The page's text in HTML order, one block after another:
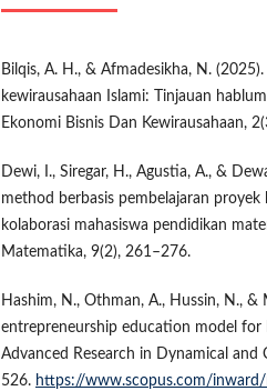
Bilqis, A. H., & Afmadesikha, N.
kewirausahaan Islami: Tinjauan
Ekonomi Bisnis Dan Kewirausahaan,
Dewi, I., Siregar, H., Agustia, A., &
method berbasis pembelajaran
kolaborasi mahasiswa pendidikan
Matematika, 9(2), 261–276.
Hashim, N., Othman, A., Hussin, N., &
entrepreneurship education model
Advanced Research in Dynamical and
526. https://www.scopus.com/inward/